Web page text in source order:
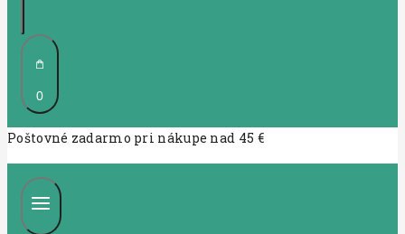
0
Poštovné zadarmo pri nákupe nad 45 €